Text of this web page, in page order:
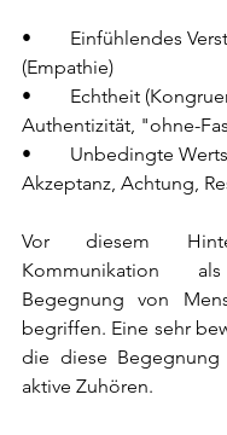
•	Einfühlendes Verstehen
(Empathie)
•	Echtheit (Kongruenz,
Authentizität, "ohne-
•	Unbedingte Wertschätzung (auch
Akzeptanz, Achtung,
Vor diesem
Kommunikation
Begegnung von
begriffen. Eine sehr
die diese
aktive Zuhören.